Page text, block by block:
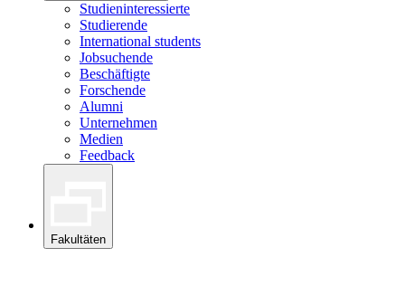
Studieninteressierte
Studierende
International students
Jobsuchende
Beschäftigte
Forschende
Alumni
Unternehmen
Medien
Feedback
Fakultäten